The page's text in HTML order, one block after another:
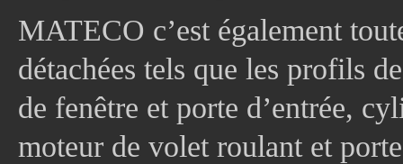
MATECO c’est également
détachées tels que les profils
de fenêtre et porte d’entrée,
moteur de volet roulant et